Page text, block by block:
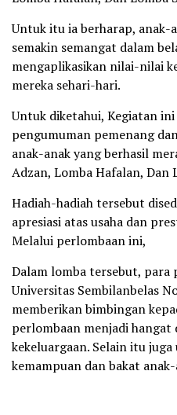
Untuk itu ia berharap, anak-
semakin semangat dalam
mengaplikasikan nilai-nilai
mereka sehari-hari.
Untuk diketahui, Kegiatan
pengumuman pemenang
anak-anak yang berhasil
Adzan, Lomba Hafalan, Dan
Hadiah-hadiah tersebut
apresiasi atas usaha dan
Melalui perlombaan ini,
Dalam lomba tersebut, para
Universitas Sembilanbelas
memberikan bimbingan
perlombaan menjadi hangat
kekeluargaan. Selain itu
kemampuan dan bakat